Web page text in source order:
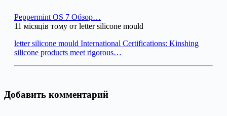
Peppermint OS 7 Обзор…
11 місяців тому от letter silicone mould
letter silicone mould International Certifications: Kinshing
silicone products meet rigorous…
Добавить комментарий